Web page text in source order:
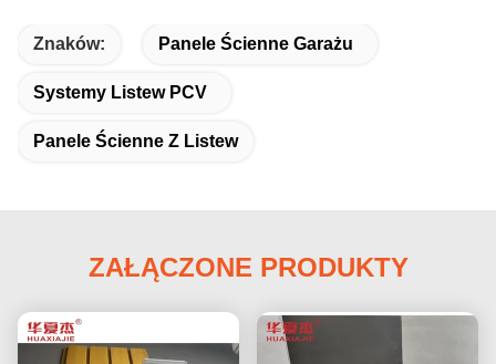
Znaków: Panele Ścienne Garażu
Systemy Listew PCV
Panele Ścienne Z Listew
ZAŁĄCZONE PRODUKTY